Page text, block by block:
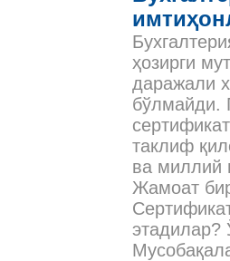
В книге рассмотрены вопросы
оплаты труда отдельных
отдельных сферах и случаях.
Налоговое
Республики
Сборник
правовых
Данное
по сути
сборник
правовых
Узбекистан.
законы,
ҳозирги
даражали
бўлмайди.
таклиф
ва миллий
Жамоат
этадилар?